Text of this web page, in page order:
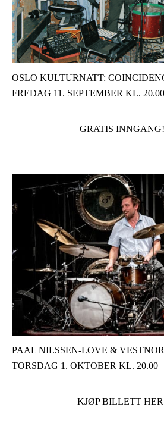
OSLO KULTURNATT:
FREDAG 11. SEPTEMBER KL. 20.00
GRATIS INNGANG!
PAAL NILSSEN-LOVE &
TORSDAG 1. OKTOBER KL. 20.00
KJØP BILLETT